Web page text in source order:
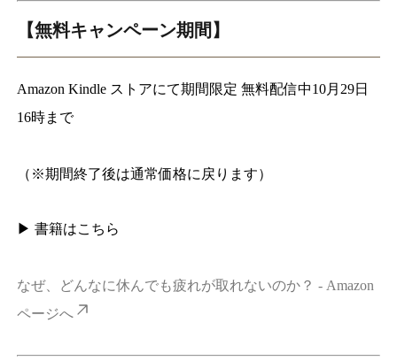
【無料キャンペーン期間】
Amazon Kindle ストアにて期間限定 無料配信中10月29日
16時まで
（※期間終了後は通常価格に戻ります）
▶ 書籍はこちら
なぜ、どんなに休んでも疲れが取れないのか？ - Amazon
ページへ